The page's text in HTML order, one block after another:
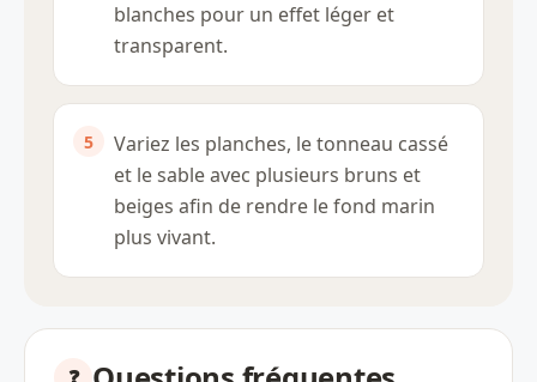
blanches pour un effet léger et
transparent.
Variez les planches, le tonneau cassé
et le sable avec plusieurs bruns et
beiges afin de rendre le fond marin
plus vivant.